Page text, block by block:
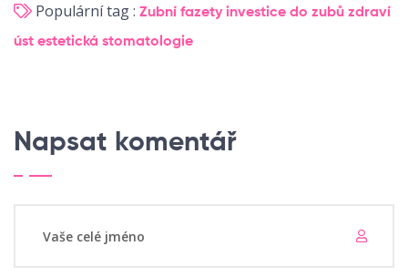
Populární tag : Zubní fazety investice do zubů zdraví
úst estetická stomatologie
Napsat komentář